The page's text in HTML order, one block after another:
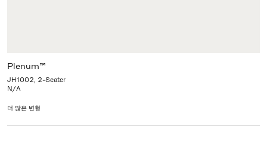
Plenum™
JH1002, 2-Seater
N/A
더 많은 변형